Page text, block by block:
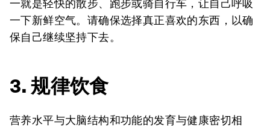
一就是轻快的散步、跑步或骑自行车，让自己呼吸
一下新鲜空气。请确保选择真正喜欢的东西，以确
保自己继续坚持下去。
3. 规律饮食
营养水平与大脑结构和功能的发育与健康密切相